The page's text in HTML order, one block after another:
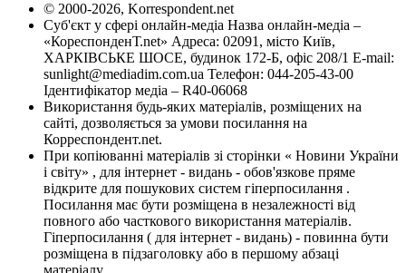
© 2000-2026, Korrespondent.net
Суб'єкт у сфері онлайн-медіа Назва онлайн-медіа –
«КореспонденТ.net» Адреса: 02091, місто Київ,
ХАРКІВСЬКЕ ШОСЕ, будинок 172-Б, офіс 208/1 E-mail:
sunlight@mediadim.com.ua Телефон: 044-205-43-00
Ідентифікатор медіа – R40-06068
Використання будь-яких матеріалів, розміщених на
сайті, дозволяється за умови посилання на
Корреспондент.net.
При копіюванні матеріалів зі сторінки « Новини України
і світу» , для інтернет - видань - обов'язкове пряме
відкрите для пошукових систем гіперпосилання .
Посилання має бути розміщена в незалежності від
повного або часткового використання матеріалів.
Гіперпосилання ( для інтернет - видань) - повинна бути
розміщена в підзаголовку або в першому абзаці